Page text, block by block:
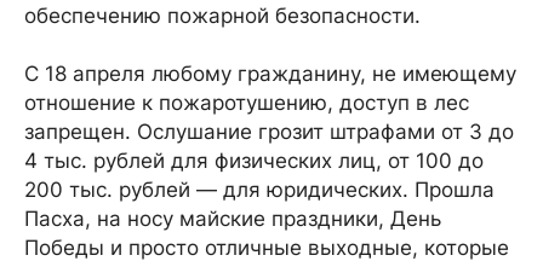
обеспечению пожарной безопасности.
С 18 апреля любому гражданину, не имеющему
отношение к пожаротушению, доступ в лес
запрещен. Ослушание грозит штрафами от 3 до
4 тыс. рублей для физических лиц, от 100 до
200 тыс. рублей — для юридических. Прошла
Пасха, на носу майские праздники, День
Победы и просто отличные выходные, которые